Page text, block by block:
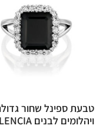
טבעת ספינל שחור
ויהלומים לבנים VALENCIA